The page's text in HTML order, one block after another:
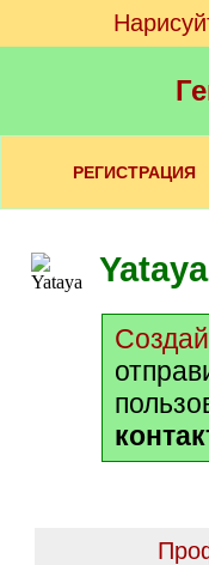
РЕГИСТРАЦИЯ
Yataya